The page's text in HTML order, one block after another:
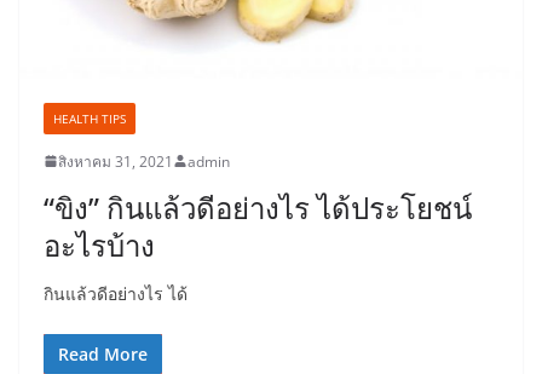
HEALTH TIPS
สิงหาคม 31, 2021 admin
“ขิง” กินแล้วดีอย่างไร ได้ประโยชน์
อะไรบ้าง
กินแล้วดีอย่างไร ได้
Read More